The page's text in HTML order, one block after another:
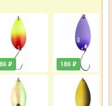
₽ 186 ₽